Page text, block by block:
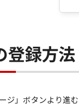
登録方法
ジ」ボタンより進